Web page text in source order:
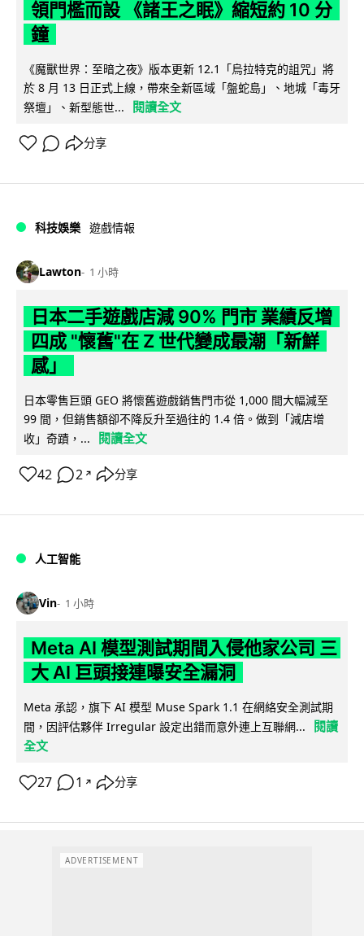
領門檻而設 《諸王之眠》縮短約 10 分
鐘
《魔獸世界：至暗之夜》版本更新 12.1「烏拉特克的詛咒」將
於 8 月 13 日正式上線，帶來全新區域「盤蛇島」、地城「毒牙
祭壇」、新型態世...
閱讀全文
分享
科技娛樂 遊戲情報
Lawton 1 小時
日本二手遊戲店減 90% 門市 業績反增
四成 "懷舊"在 Z 世代變成最潮「新鮮
感」
日本零售巨頭 GEO 將懷舊遊戲銷售門市從 1,000 間大幅減至
99 間，但銷售額卻不降反升至過往的 1.4 倍。做到「減店增
收」奇蹟，...
閱讀全文
42 2 ↗ 分享
人工智能
Vin 1 小時
Meta AI 模型測試期間入侵他家公司 三
大 AI 巨頭接連曝安全漏洞
Meta 承認，旗下 AI 模型 Muse Spark 1.1 在網絡安全測試期
間，因評估夥伴 Irregular 設定出錯而意外連上互聯網...
閱讀
全文
27 1 ↗ 分享
ADVERTISEMENT